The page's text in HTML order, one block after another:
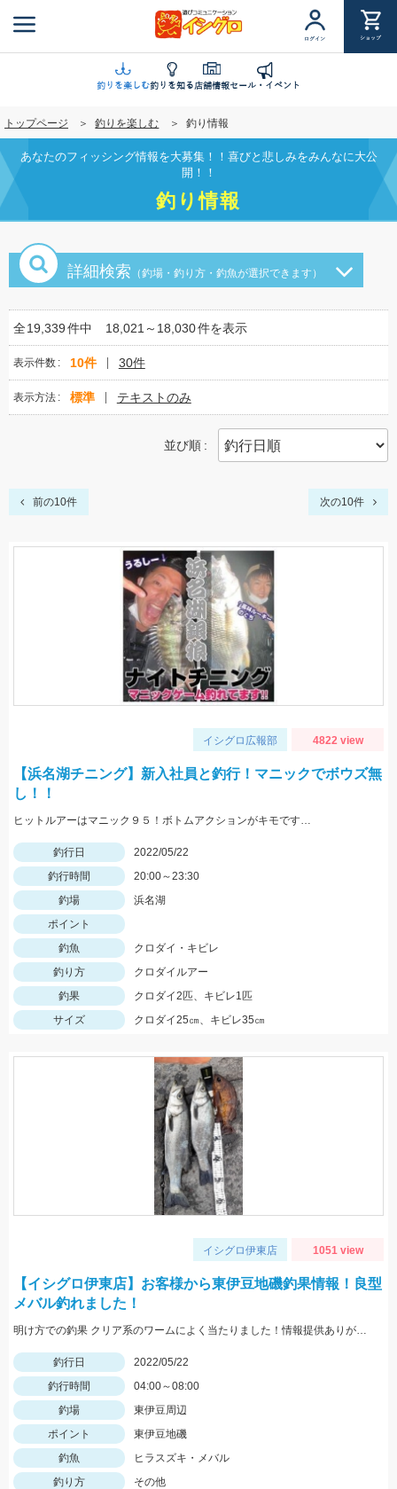
ン
に
移
動
ログイン ショップ
釣りを楽しむ釣りを知る店舗情報セール・イベント
トップページ 釣りを楽しむ 釣り情報
あなたのフィッシング情報を大募集！！喜びと悲しみをみんなに大公
開！！
釣り情報
詳細検索 （釣場・釣り方・釣魚が選択できます）
全19,339件中 18,021～18,030件を表示
表示件数 10件 30件
表示方法 標準 テキストのみ
並び順
前の10件 次の10件
イシグロ広報部 4822 view
【浜名湖チニング】新入社員と釣行！マニックでボウズ無
し！！
ヒットルアーはマニック９５！ボトムアクションがキモです…
釣行日
2022/05/22
釣行時間
20:00～23:30
釣場
浜名湖
ポイント
釣魚
クロダイ・キビレ
釣り方
クロダイルアー
釣果
クロダイ2匹、キビレ1匹
サイズ
クロダイ25㎝、キビレ35㎝
イシグロ伊東店 1051 view
【イシグロ伊東店】お客様から東伊豆地磯釣果情報！良型
メバル釣れました！
明け方での釣果 クリア系のワームによく当たりました！情報提供ありがとうございます。
釣行日
2022/05/22
釣行時間
04:00～08:00
釣場
東伊豆周辺
ポイント
東伊豆地磯
釣魚
ヒラスズキ・メバル
釣り方
その他